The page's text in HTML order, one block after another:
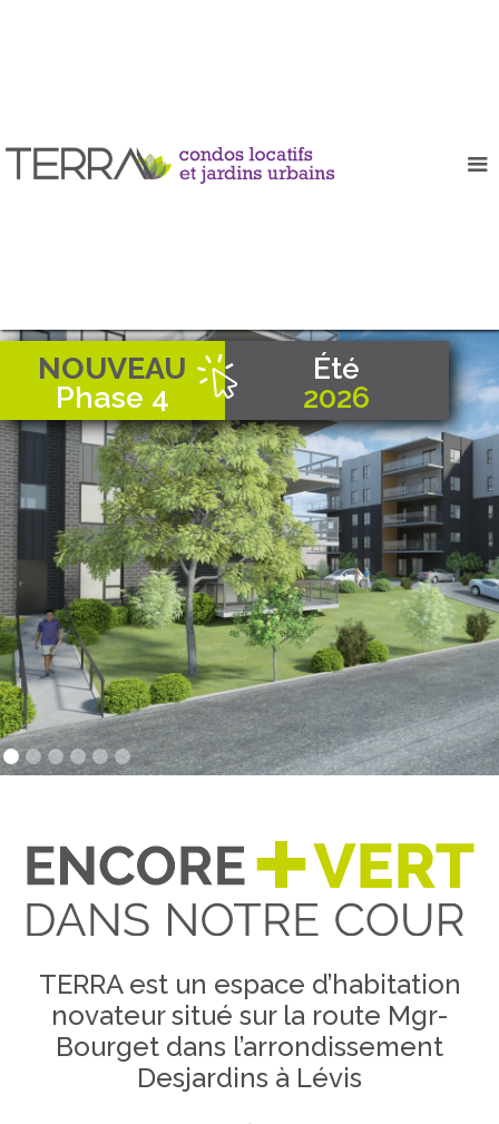
NOUVEAU
Phase 4
Été
2026
TERRA est un espace d’habitation
novateur situé sur la route Mgr-
Bourget dans l’arrondissement
Desjardins à Lévis